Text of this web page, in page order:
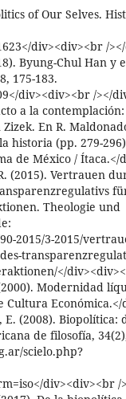
of Our Selves.
div><div><br /
Byung-Chul Han y
175-183.
div><div><br /></
a la contemplación:
En R.
historia (pp. 279-
de México / Ítaca.</
(2015). Vertrauen
Theologie und
2015/3-2015/
</
Modernidad
Cultura Económica.</
(2008). Biopolítica:
de filosofía,
scielo.php?
div><div><br /